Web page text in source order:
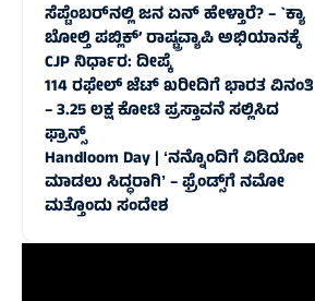
ಸೆಪ್ಟೆಂಬರ್‌ನಲ್ಲಿ ಜನ ಏನ್‌ ಹೇಳ್ತಾರೆ? – `ಕ್ಯಾ
ಬೋಲ್ತಿ ಪಬ್ಲಿಕ್’ ರಾಷ್ಟ್ರವ್ಯಾಪಿ ಅಭಿಯಾನಕ್ಕೆ
CJP ನಿರ್ಧಾರ: ದೀಪ್ಕೆ
114 ರಫೇಲ್ ಜೆಟ್‌ ಖರೀದಿಗೆ ಭಾರತ ವಿನಂತಿ
– 3.25 ಲಕ್ಷ ಕೋಟಿ ಪ್ರಸ್ತಾವನೆ ಸಲ್ಲಿಸಿದ
ಫ್ರಾನ್ಸ್‌
Handloom Day | ʻನನ್ನೊಂದಿಗೆ ವಿಡಿಯೋ
ಮಾಡಲು ಸಿದ್ಧರಾಗಿʼ – ಫ್ರೆಂಡ್ಸ್‌ಗೆ ನಮೋ
ಮತ್ತೊಂದು ಸಂದೇಶ